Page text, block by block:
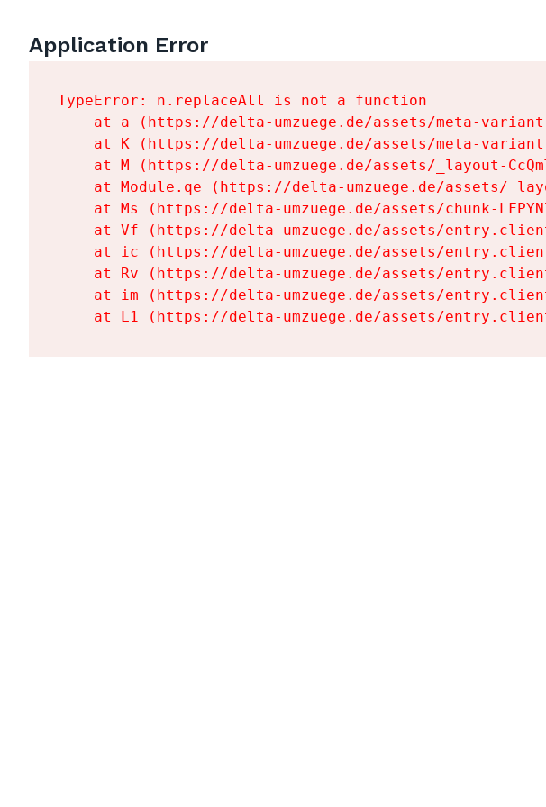
Application Error
TypeError: n.replaceAll is not a function
at a (https://delta-umzuege.de/assets/meta-
at K (https://delta-umzuege.de/assets/meta-
at M (https://delta-umzuege.de/assets/_layout-
at Module.qe (https://delta-umzuege.de/assets/
at Ms (https://delta-umzuege.de/assets/chunk-
at Vf (https://delta-umzuege.de/assets/
at ic (https://delta-umzuege.de/assets/
at Rv (https://delta-umzuege.de/assets/
at im (https://delta-umzuege.de/assets/
at L1 (https://delta-umzuege.de/assets/